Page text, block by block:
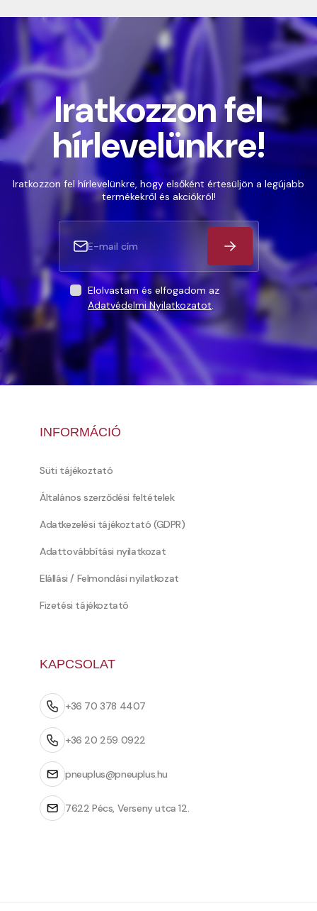
Iratkozzon fel
hírlevelünkre!
Iratkozzon fel hírlevelünkre, hogy elsőként értesüljön a legújabb
termékekről és akciókról!
Elolvastam és elfogadom az
Adatvédelmi Nyilatkozatot.
INFORMÁCIÓ
Süti tájékoztató
Általános szerződési feltételek
Adatkezelési tájékoztató (GDPR)
Adattovábbítási nyilatkozat
Elállási / Felmondási nyilatkozat
Fizetési tájékoztató
KAPCSOLAT
+36 70 378 4407
+36 20 259 0922
pneuplus@pneuplus.hu
7622 Pécs, Verseny utca 12.